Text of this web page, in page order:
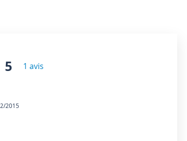
5 1 avis
2015